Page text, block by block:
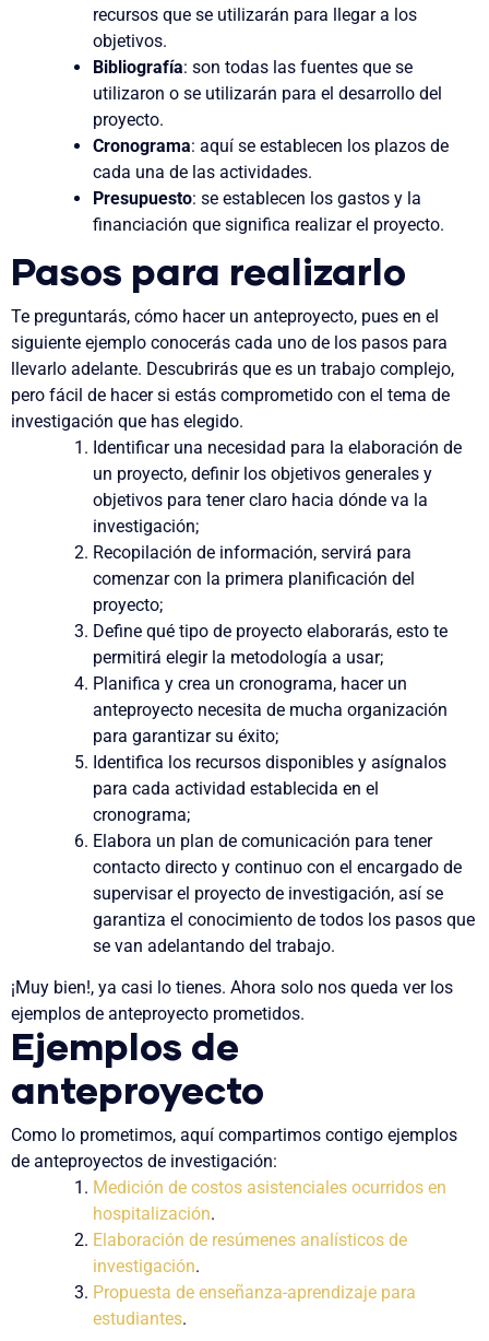
recursos que se utilizarán para llegar a los
objetivos.
Bibliografía: son todas las fuentes que se
utilizaron o se utilizarán para el desarrollo del
proyecto.
Cronograma: aquí se establecen los plazos de
cada una de las actividades.
Presupuesto: se establecen los gastos y la
financiación que significa realizar el proyecto.
Pasos para realizarlo
Te preguntarás, cómo hacer un anteproyecto, pues en el
siguiente ejemplo conocerás cada uno de los pasos para
llevarlo adelante. Descubrirás que es un trabajo complejo,
pero fácil de hacer si estás comprometido con el tema de
investigación que has elegido.
Identificar una necesidad para la elaboración de
un proyecto, definir los objetivos generales y
objetivos para tener claro hacia dónde va la
investigación;
Recopilación de información, servirá para
comenzar con la primera planificación del
proyecto;
Define qué tipo de proyecto elaborarás, esto te
permitirá elegir la metodología a usar;
Planifica y crea un cronograma, hacer un
anteproyecto necesita de mucha organización
para garantizar su éxito;
Identifica los recursos disponibles y asígnalos
para cada actividad establecida en el
cronograma;
Elabora un plan de comunicación para tener
contacto directo y continuo con el encargado de
supervisar el proyecto de investigación, así se
garantiza el conocimiento de todos los pasos que
se van adelantando del trabajo.
¡Muy bien!, ya casi lo tienes. Ahora solo nos queda ver los
ejemplos de anteproyecto prometidos.
Ejemplos de
anteproyecto
Como lo prometimos, aquí compartimos contigo ejemplos
de anteproyectos de investigación:
Medición de costos asistenciales ocurridos en
hospitalización.
Elaboración de resúmenes analísticos de
investigación.
Propuesta de enseñanza-aprendizaje para
estudiantes.